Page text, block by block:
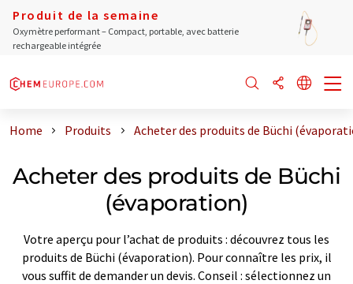
Produit de la semaine
Oxymètre performant – Compact, portable, avec batterie
rechargeable intégrée
Home Produits Acheter des produits de Büchi
Acheter des produits de Büchi
(évaporation)
Votre aperçu pour l’achat de produits : découvrez tous les
produits de Büchi (évaporation). Pour connaître les prix, il
vous suffit de demander un devis. Conseil : sélectionnez un